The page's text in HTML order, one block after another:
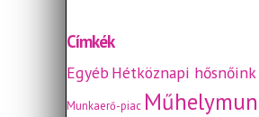
Címkék
EgyébHétköznapi hősnőink
Munkaerő-piac